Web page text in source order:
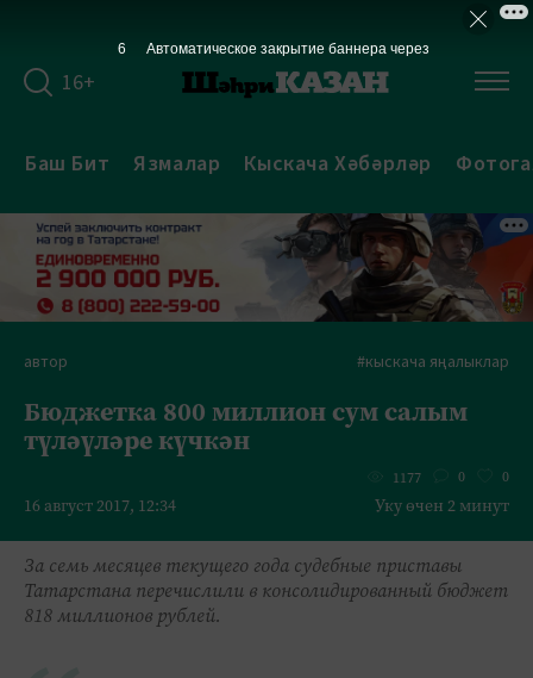
16+
Баш Бит Язмалар Кыскача Хәбәрләр
автор #кыскача яңалыклар
Бюджетка 800 миллион сум салым
түләүләре күчкән
16 август 2017, 12:34
1177 0 0
Уку өчен 2 минут
За семь месяцев текущего года судебные приставы
Татарстана перечислили в консолидированный бюджет
818 миллионов рублей.
6 Автоматическое закрытие баннера через